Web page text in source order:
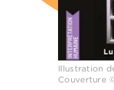
Illustration
Couverture